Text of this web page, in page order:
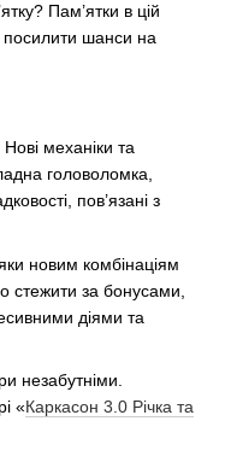
Пам’ятки в цій
посилити шанси на
Нові механіки та
головоломка,
пов’язані з
новим комбінаціям
стежити за бонусами,
діями та
незабутніми.
«Каркасон 3.0 Річка та